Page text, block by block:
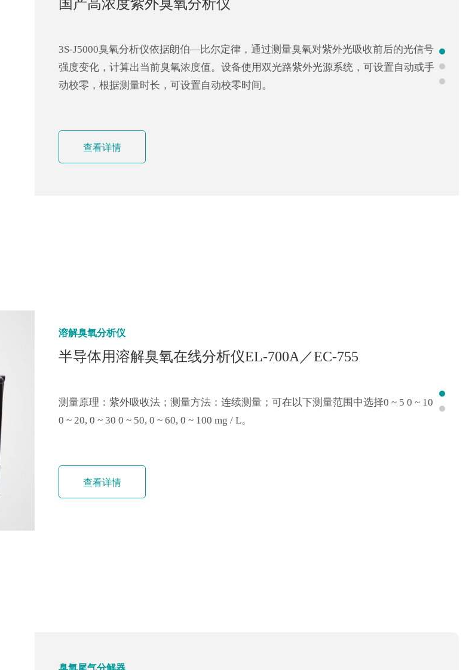
ALD用液化超纯臭氧发生器
液化超纯臭氧发生器是液化和储存臭氧气体并连续供应高纯度臭氧气体的装置。由于
高纯度的臭氧水平，它可以用作半导体工艺中的氧自由基产生源。臭氧浓度超90%。
为了安全起见，本机具有足够的安全措施。
查看详情
臭氧发生器
高浓度板式臭氧发生器（MBE、半导体、科研用）
体积小巧，可产生 200g/m3 浓度。由于采用脉宽调制控制系统，臭氧产生量可在0～
100%全范围内调节，实现精确调节。用于ALD\PLD\MBE\半导体\科研。
查看详情
国产高浓度紫外臭氧分析仪
3S-J5000臭氧分析仪依据朗伯—比尔定律，通过测量臭氧对紫外光吸收前后的光信号
强度变化，计算出当前臭氧浓度值。设备使用双光路紫外光源系统，可设置自动或手
动校零，根据测量时长，可设置自动校零时间。
查看详情
德国BMT 965ST高浓度臭氧分析仪
氧发生器输出、过程后残余臭氧的监测、饮用水处理、废水处理、工业臭氧处理。
半导体臭氧工艺
查看详情
溶解臭氧分析仪
半导体用溶解臭氧在线分析仪EL-700A／EC-755
测量原理：紫外吸收法；测量方法：连续测量；可在以下测量范围中选择0 ~ 5 0 ~ 10
0 ~ 20, 0 ~ 30 0 ~ 50, 0 ~ 60, 0 ~ 100 mg / L。
查看详情